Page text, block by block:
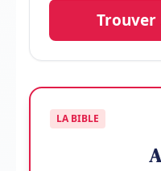
Trouver
LA BIBLE